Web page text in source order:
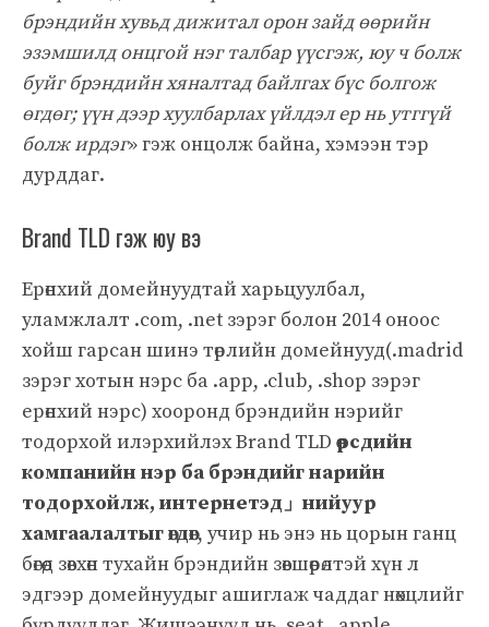
брэндийн хувьд дижитал орон зайд өөрийн
эзэмшилд онцгой нэг талбар үүсгэж, юу ч болж
буйг брэндийн хяналтад байлгах бүс болгож
өгдөг; үүн дээр хуулбарлах үйлдэл ер нь утггүй
болж ирдэг» гэж онцолж байна, хэмээн тэр
дурддаг.
Brand TLD гэж юу вэ
Ерөнхий домейнуудтай харьцуулбал,
уламжлалт .com, .net зэрэг болон 2014 оноос
хойш гарсан шинэ төрлийн домейнууд(.madrid
зэрэг хотын нэрс ба .app, .club, .shop зэрэг
ерөнхий нэрс) хооронд брэндийн нэрийг
тодорхой илэрхийлэх Brand TLD өөрсдийн
компанийн нэр ба брэндийг нарийн
тодорхойлж, интернетэд」нийуур
хамгаалалтыг өгдөг, учир нь энэ нь цорын ганц
бөгөөд зөвхөн тухайн брэндийн зөвшөөрөлтэй хүн л
эдгээр домейнуудыг ашиглаж чаддаг нөхцлийг